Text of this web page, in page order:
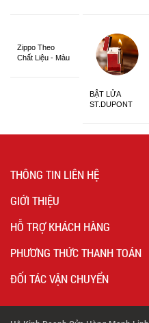
Zippo Theo
Chất Liệu - Màu
BẬT LỬA
ST.DUPONT
THÔNG TIN LIÊN HỆ
GIỚI THIỆU
HỖ TRỢ KHÁCH HÀNG
PHƯƠNG THỨC THANH TOÁN
ĐỐI TÁC VẬN CHUYỂN